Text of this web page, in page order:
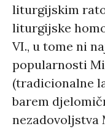
liturgijskim
liturgijske
VI., u tome ni
popularnosti
(tradicionalne
barem
nezadovoljstva